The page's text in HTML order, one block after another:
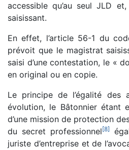
accessible qu’au seul JLD
saisissant.
En effet, l’article 56-1 du
prévoit que le magistrat
saisi d’une contestation, le «
en original ou en copie.
Le principe de l’égalité des
évolution, le Bâtonnier étant
d’une mission de protection
du secret professionnel[8]
juriste d’entreprise et de